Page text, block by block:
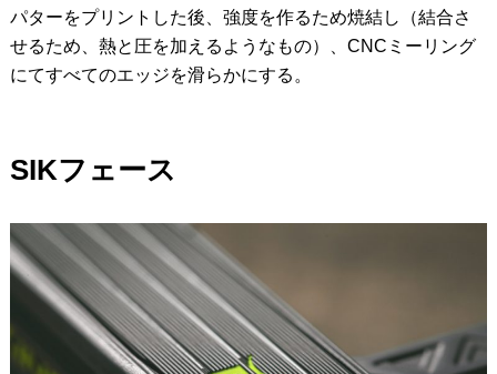
パターをプリントした後、強度を作るため焼結し（結合さ
せるため、熱と圧を加えるようなもの）、CNCミーリング
にてすべてのエッジを滑らかにする。
SIKフェース